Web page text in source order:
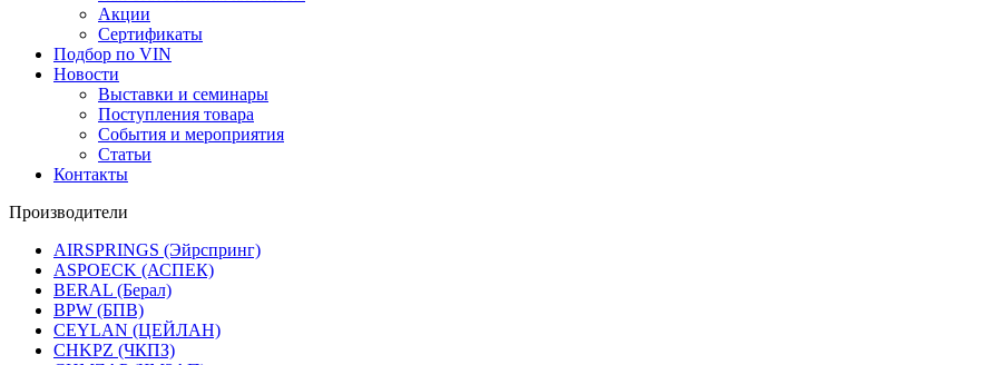
Акции
Сертификаты
Подбор по VIN
Новости
Выставки и семинары
Поступления товара
События и мероприятия
Статьи
Контакты
Производители
AIRSPRINGS (Эйрспринг)
ASPOECK (АСПЕК)
BERAL (Берал)
BPW (БПВ)
CEYLAN (ЦЕЙЛАН)
CHKPZ (ЧКПЗ)